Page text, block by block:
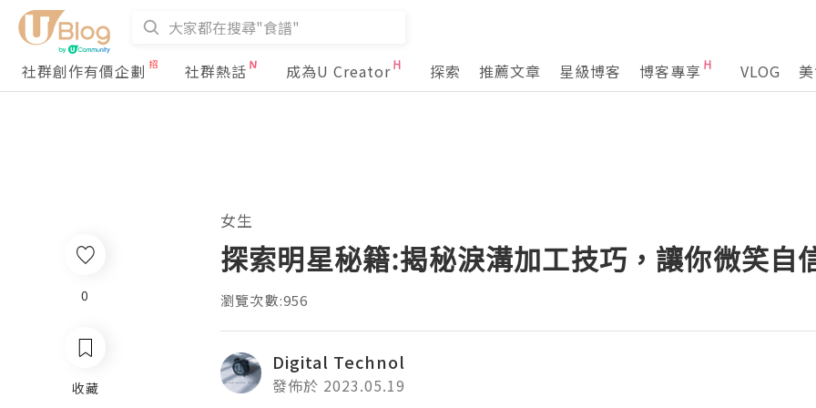
社群創作有價企劃 社群熱話 成為U Creator 探索 推薦文章 星級博客 博客專享 VLOG
女生
探索明星秘籍:揭秘淚溝加工技巧，讓你微笑自
瀏覽次數:956
Digital Technol
發佈於 2023.05.19
0
收藏